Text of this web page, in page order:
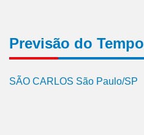
Previsão do Tempo
SÃO CARLOS São Paulo/SP